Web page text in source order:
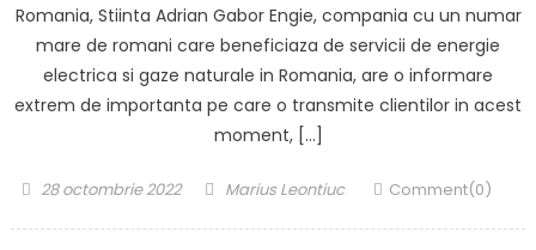
Romania, Stiinta Adrian Gabor Engie, compania cu un numar
mare de romani care beneficiaza de servicii de energie
electrica si gaze naturale in Romania, are o informare
extrem de importanta pe care o transmite clientilor in acest
moment, […]
Posted
28 octombrie 2022 Author
Marius Leontiuc Comment(0)